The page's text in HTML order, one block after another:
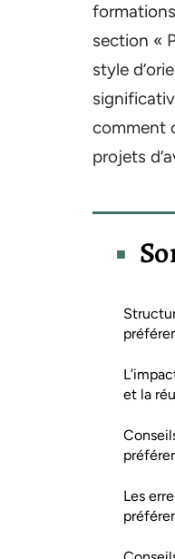
section «
style
comment
projets
et la
Les